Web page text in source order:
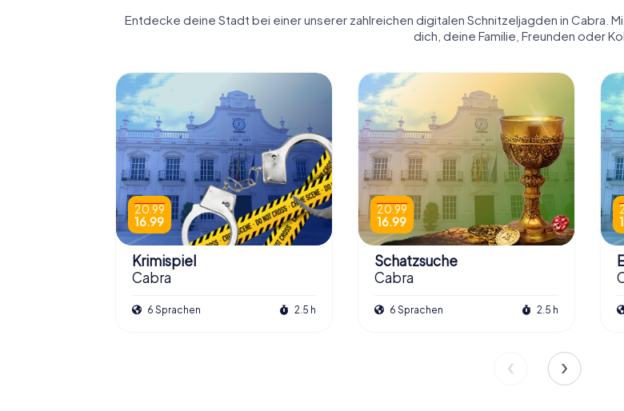
Entdecke deine Stadt bei einer unserer zahlreichen digitalen Schnitzeljagden in Cabra.
dich, deine Familie, Freunden oder
20.99
16.99
Krimispiel
Cabra
6 Sprachen 2.5 h
20.99
16.99
Schatzsuche
Cabra
6 Sprachen 2.5 h